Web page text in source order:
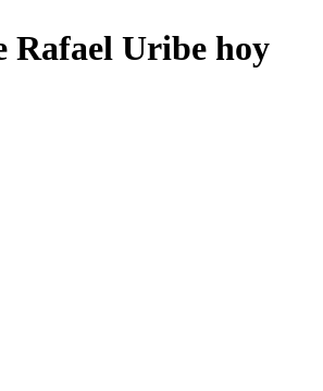
Rafael Uribe hoy